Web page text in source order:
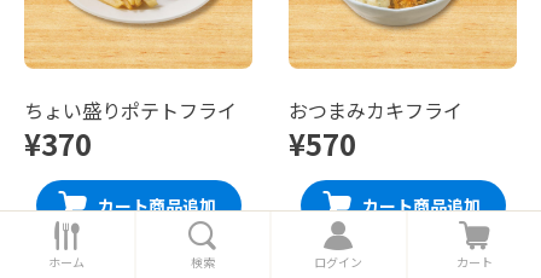
ちょい盛りポテトフライ
¥370
カート商品追加
おつまみカキフライ
¥570
カート商品追加
ホ
ー
ホーム 索
検索
ロ
グ
ログイン
カ
ー
カート